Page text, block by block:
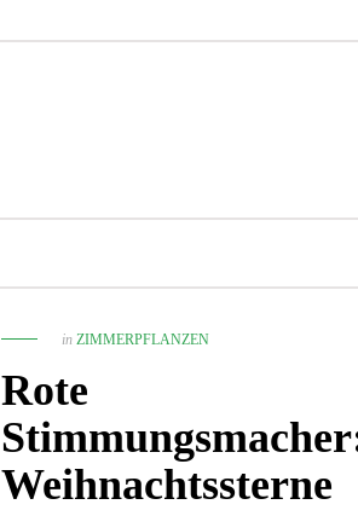
in ZIMMERPFLANZEN
Rote
Weihnachtssterne